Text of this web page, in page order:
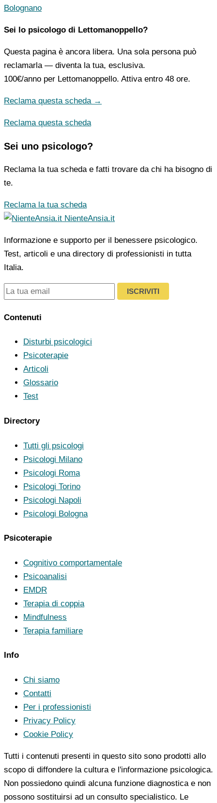
Bolognano
Sei lo psicologo di Lettomanoppello?
Questa pagina è ancora libera. Una sola persona può
reclamarla — diventa la tua, esclusiva.
100€/anno per Lettomanoppello. Attiva entro 48 ore.
Reclama questa scheda →
Reclama questa scheda
Sei uno psicologo?
Reclama la tua scheda e fatti trovare da chi ha bisogno di
te.
Reclama la tua scheda
NienteAnsia.it
Informazione e supporto per il benessere psicologico.
Test, articoli e una directory di professionisti in tutta
Italia.
ISCRIVITI
Contenuti
Disturbi psicologici
Psicoterapie
Articoli
Glossario
Test
Directory
Tutti gli psicologi
Psicologi Milano
Psicologi Roma
Psicologi Torino
Psicologi Napoli
Psicologi Bologna
Psicoterapie
Cognitivo comportamentale
Psicoanalisi
EMDR
Terapia di coppia
Mindfulness
Terapia familiare
Info
Chi siamo
Contatti
Per i professionisti
Privacy Policy
Cookie Policy
Tutti i contenuti presenti in questo sito sono prodotti allo
scopo di diffondere la cultura e l'informazione psicologica.
Non possiedono quindi alcuna funzione diagnostica e non
possono sostituirsi ad un consulto specialistico. Le